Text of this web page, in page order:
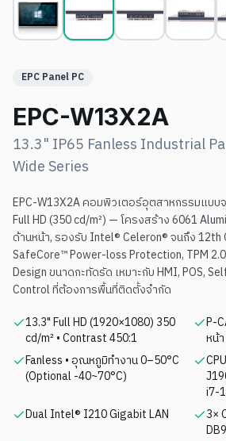
EPC Panel PC
EPC-W13X2A
13.3" IP65 Fanless Industrial
Wide Series
EPC-W13X2A คอมพิวเตอร์อุตสาหกรรมแบ
Full HD (350 cd/m²) — โครงสร้าง 6061
ด้านหน้า, รองรับ Intel® Celeron® จนถึง 12th
SafeCore™ Power-loss Protection, TPM
Design ขนาดกะทัดรัด เหมาะกับ HMI, POS,
Control ที่ต้องการพื้นที่ติดตั้งจำกัด
13.3" Full HD (1920×1080) 350
cd/m² • Contrast 450:1
P-
หน้
Fanless • อุณหภูมิทำงาน 0–50°C
(Optional -40~70°C)
i7-
Dual Intel® I210 Gigabit LAN
3×